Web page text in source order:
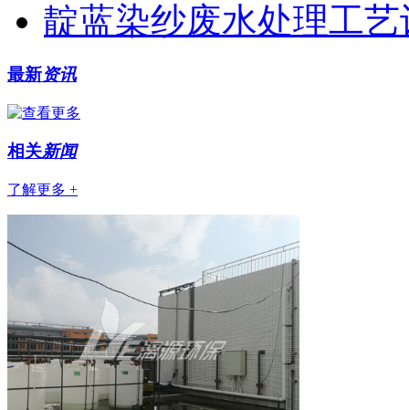
靛蓝染纱废水处理工艺
最新资讯
相关新闻
了解更多 +